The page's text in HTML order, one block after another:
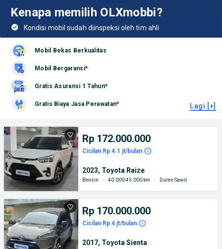
Kenapa memilih OLXmobbi?
Kondisi mobil sudah diinspeksi oleh tim ahli
Mobil Bekas Berkualitas
Mobil Bergaransi*
Gratis Asuransi 1 Tahun*
Gratis Biaya Jasa Perawatan* Lagi [+]
Rp 172.000.000
Cicilan Rp 4.1 jt/bulan
2023, Toyota Raize
Bensin 40.000-45.000 km Duren Sawit
Rp 170.000.000
Cicilan Rp 4 jt/bulan
2017, Toyota Sienta